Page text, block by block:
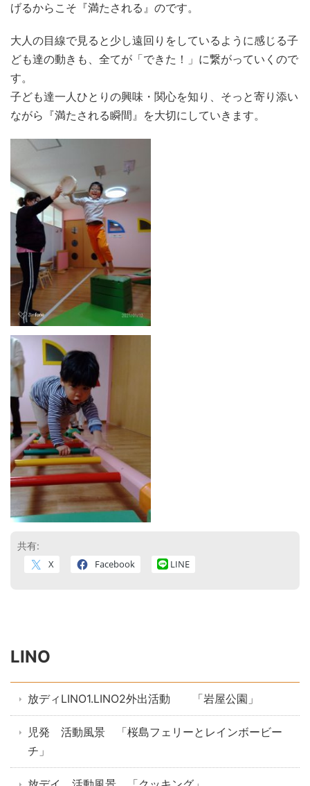
げるからこそ『満たされる』のです。
大人の目線で見ると少し遠回りをしているように感じる子
ども達の動きも、全てが「できた！」に繋がっていくので
す。
子ども達一人ひとりの興味・関心を知り、そっと寄り添い
ながら『満たされる瞬間』を大切にしていきます。
共有:
X Facebook LINE
LINO
放ディLINO1.LINO2外出活動 「岩屋公園」
児発 活動風景 「桜島フェリーとレインボービー
チ」